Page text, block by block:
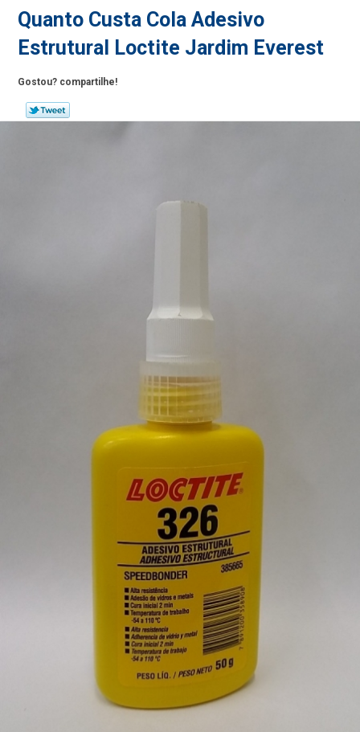
Quanto Custa Cola Adesivo
Estrutural Loctite Jardim Everest
Gostou? compartilhe!